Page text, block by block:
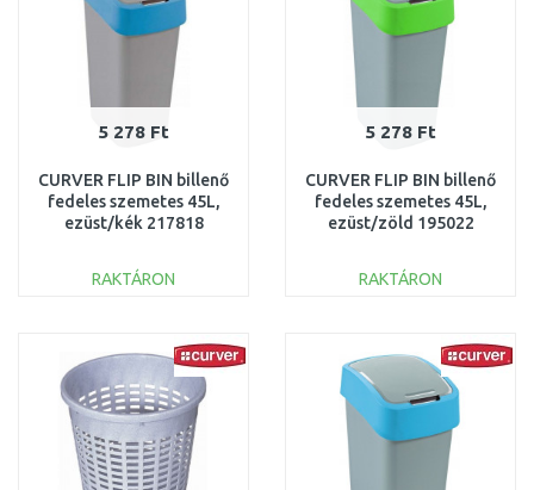
5 278 Ft
CURVER FLIP BIN billenő
fedeles szemetes 45L,
ezüst/kék 217818
RAKTÁRON
Összehasonlítás
5 278 Ft
CURVER FLIP BIN billenő
fedeles szemetes 45L,
ezüst/zöld 195022
RAKTÁRON
Összehasonlítás